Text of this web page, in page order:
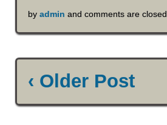
byadmin and comments are closed.
‹ Older Post